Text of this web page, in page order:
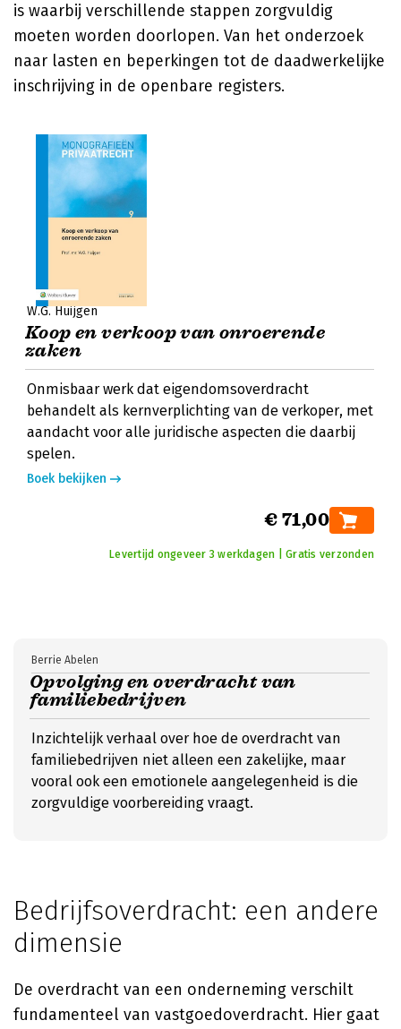
is waarbij verschillende stappen zorgvuldig
moeten worden doorlopen. Van het onderzoek
naar lasten en beperkingen tot de daadwerkelijke
inschrijving in de openbare registers.
W.G. Huijgen
Koop en verkoop van onroerende
zaken
Onmisbaar werk dat eigendomsoverdracht
behandelt als kernverplichting van de verkoper, met
aandacht voor alle juridische aspecten die daarbij
spelen.
Boek bekijken
€ 71,00
Levertijd ongeveer 3 werkdagen | Gratis verzonden
Opvolging en overdracht van
familiebedrijven
Berrie Abelen
Inzichtelijk verhaal over hoe de overdracht van
familiebedrijven niet alleen een zakelijke, maar
vooral ook een emotionele aangelegenheid is die
zorgvuldige voorbereiding vraagt.
Bedrijfsoverdracht: een andere
dimensie
De overdracht van een onderneming verschilt
fundamenteel van vastgoedoverdracht. Hier gaat